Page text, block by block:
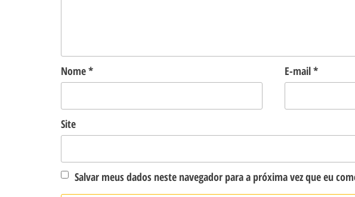
Nome* E-mail*
Site
Salvar meus dados neste navegador para a próxima vez que eu